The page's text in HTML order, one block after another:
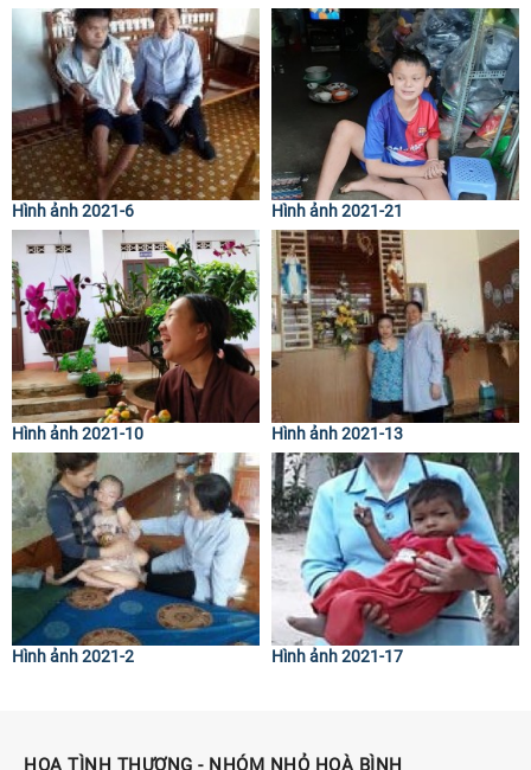
Hình ảnh 2021-6 Hình ảnh 2021-21
Hình ảnh 2021-10 Hình ảnh 2021-13
Hình ảnh 2021-2 Hình ảnh 2021-17
HOA TÌNH THƯƠNG - NHÓM NHỎ HOÀ BÌNH